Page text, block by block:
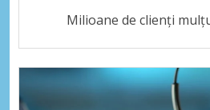
Milioane de clienți